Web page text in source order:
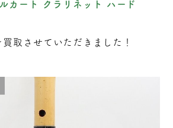
カート クラリネット ハード
取させていただきました！